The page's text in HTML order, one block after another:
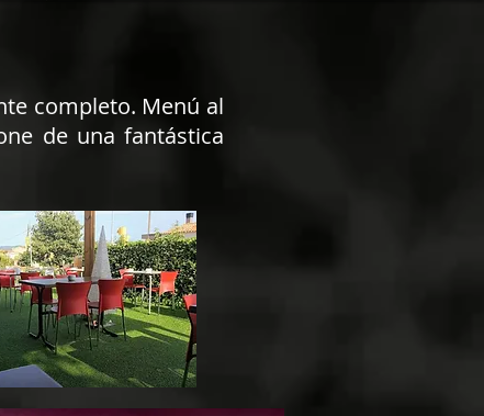
completo. Menú al
de una fantástica